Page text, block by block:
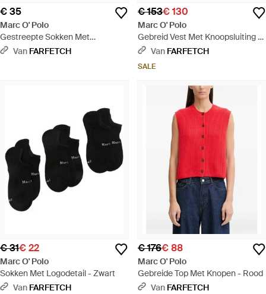
€ 35
Marc O' Polo
Gestreepte Sokken Met
Logodetail - Zwart
Van FARFETCH
€ 153€ 130
Marc O' Polo
Gebreid Vest Met Knoopsluiting -
BruinVan FARFETCH
SALE
€ 31€ 22
Marc O' Polo
Sokken Met Logodetail - Zwart
Van FARFETCH
€ 176€ 88
Marc O' Polo
Gebreide Top Met Knopen - Rood
Van FARFETCH